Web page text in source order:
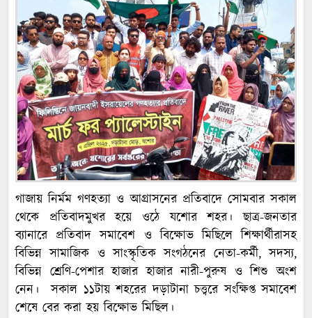
গাজায় নির্মম গণহত্যা ও আগ্রাসনের প্রতিবাদে সোমবার সকাল
থেকে প্রতিবাদমুখর হয়ে ওঠে যশোর শহর। ছাত্র-জনতার
ব্যানারে প্রতিবাদ সমাবেশ ও বিক্ষোভ মিছিলে শিক্ষার্থীরাসহ
বিভিন্ন সামাজিক ও সাংস্কৃতিক সংগঠনের নেতা-কর্মী, সদস্য,
বিভিন্ন শ্রেণি-পেশার হাজার হাজার নারী-পুরুষ ও শিশু অংশ
নেন। সকাল ১১টায় শহরের দড়াটানা চত্ত্বরে সংক্ষিপ্ত সমাবেশ
শেষে বের করা হয় বিক্ষোভ মিছিল।